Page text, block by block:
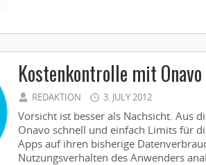
Kostenkontrolle mit
REDAKTION 3. JULY 2012
Vorsicht ist besser als Nachsicht. Aus
Onavo schnell und einfach Limits für
Apps auf ihren bisherige
Nutzungsverhalten des Anwenders